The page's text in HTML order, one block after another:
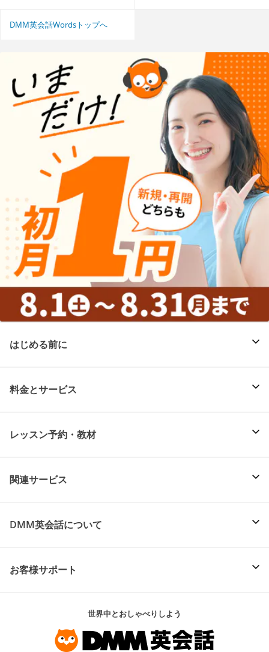
DMM英会話Wordsトップへ
はじめる前に
料金とサービス
レッスン予約・教材
関連サービス
DMM英会話について
お客様サポート
世界中とおしゃべりしよう